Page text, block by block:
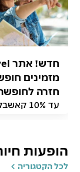
מזמינים
חזרה
עד
הופעות
לכל הקטגוריה